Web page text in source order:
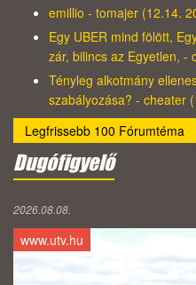
emillio - tomajer (12.14.
Egy UBER mind fölött,
zár, bilincs az Egyetlen, -
Tényleg alkotmány
szabályozása? - cheater
Legfrissebb 100 Fórumtéma
Dugófigyelő
2026.08.08.
www.utv.hu